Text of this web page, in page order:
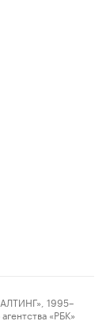
1995–
«РБК»